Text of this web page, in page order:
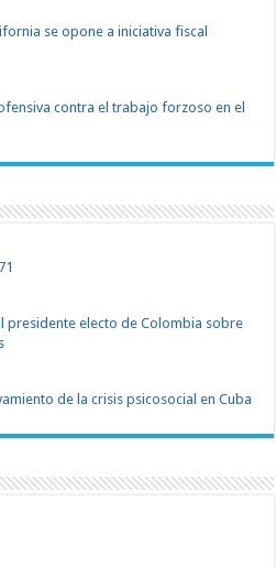
se opone a iniciativa fiscal
contra el trabajo forzoso en el
presidente electo de Colombia sobre
de la crisis psicosocial en Cuba